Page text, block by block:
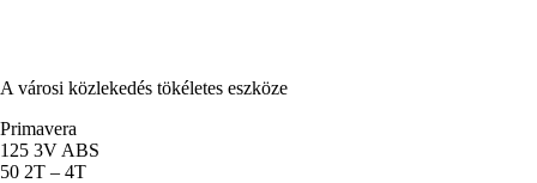
A városi közlekedés tökéletes eszköze
Primavera
125 3V ABS
50 2T – 4T